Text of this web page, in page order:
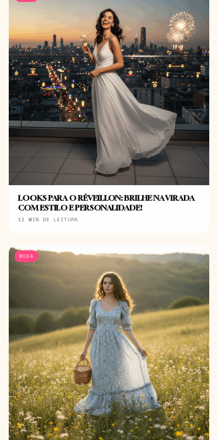
LOOKS PARA O RÉVEILLON: BRILHE NA VIRADA
COM ESTILO E PERSONALIDADE!
11 MIN DE LEITURA
MODA